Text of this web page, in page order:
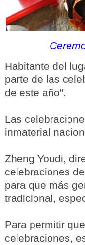
Habitante del
parte de las
de este año".
Las
inmaterial
Zheng Youdi,
celebraciones
para que más
tradicional,
Para permitir
celebraciones,